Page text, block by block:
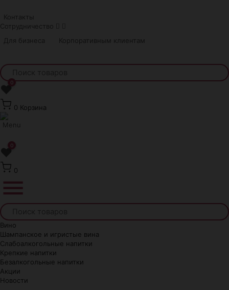
Контакты
Сотрудничество
Для бизнеса
Корпоративным клиентам
❤0
0 Корзина
❤0
0
Вино
Шампанское и игристые вина
Слабоалкогольные напитки
Крепкие напитки
Безалкогольные напитки
Акции
Новости